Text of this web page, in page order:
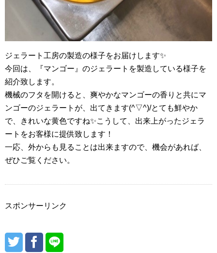
ジェラート工房の製造の様子をお届けします✨
今回は、『マンゴー』のジェラートを製造している様子を
紹介致します。
機械のフタを開けると、爽やかなマンゴーの香りと共にマ
ンゴーのジェラートが、出てきます(^▽^)/とても鮮やか
で、きれいな黄色ですね✨こうして、出来上がったジェラ
ートをお客様に提供致します！
一応、外からも見ることは出来ますので、機会があれば、
ぜひご覧ください。
スポンサーリンク